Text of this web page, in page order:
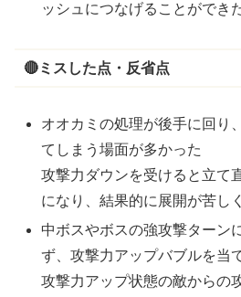
ッシュにつなげることができ
🔴ミスした点・反省点
オオカミの処理が後手に回り
てしまう場面が多かった
攻撃力ダウンを受けると立て
になり、結果的に展開が苦し
中ボスやボスの強攻撃ターン
ず、攻撃力アップバブルを当
攻撃力アップ状態の敵からの